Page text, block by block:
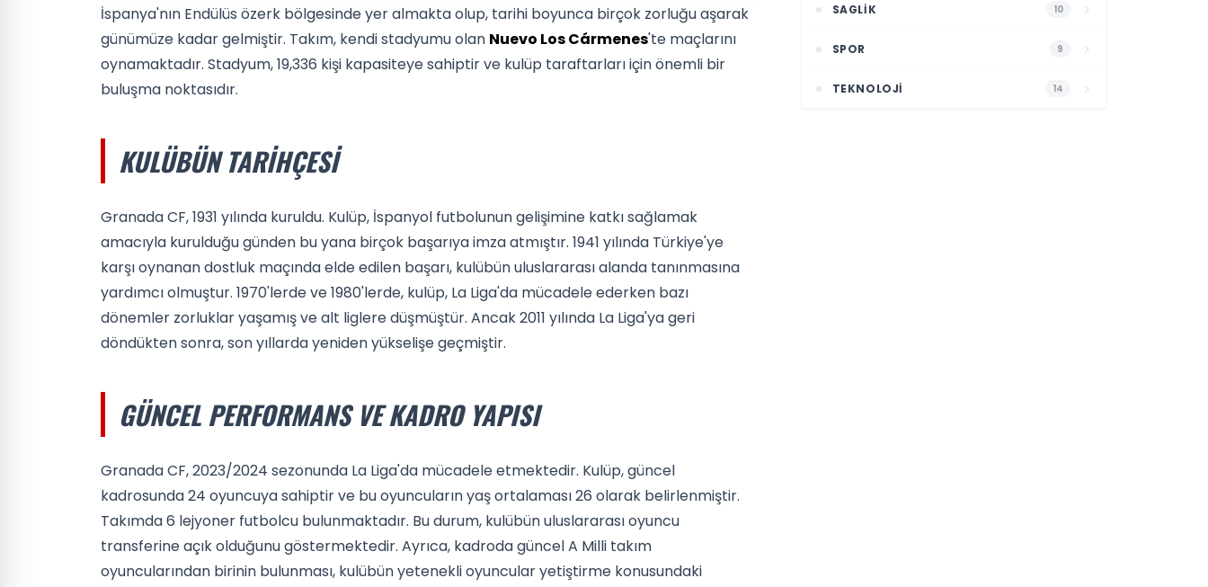
İspanya'nın Endülüs özerk bölgesinde yer almakta olup, tarihi boyunca birçok zorluğu aşarak
günümüze kadar gelmiştir. Takım, kendi stadyumu olan Nuevo Los Cármenes'te maçlarını
oynamaktadır. Stadyum, 19,336 kişi kapasiteye sahiptir ve kulüp taraftarları için önemli bir
buluşma noktasıdır.
KULÜBÜN TARIHÇESI
Granada CF, 1931 yılında kuruldu. Kulüp, İspanyol futbolunun gelişimine katkı sağlamak
amacıyla kurulduğu günden bu yana birçok başarıya imza atmıştır. 1941 yılında Türkiye'ye
karşı oynanan dostluk maçında elde edilen başarı, kulübün uluslararası alanda tanınmasına
yardımcı olmuştur. 1970'lerde ve 1980'lerde, kulüp, La Liga'da mücadele ederken bazı
dönemler zorluklar yaşamış ve alt liglere düşmüştür. Ancak 2011 yılında La Liga'ya geri
döndükten sonra, son yıllarda yeniden yükselişe geçmiştir.
GÜNCEL PERFORMANS VE KADRO YAPISI
Granada CF, 2023/2024 sezonunda La Liga'da mücadele etmektedir. Kulüp, güncel
kadrosunda 24 oyuncuya sahiptir ve bu oyuncuların yaş ortalaması 26 olarak belirlenmiştir.
Takımda 6 lejyoner futbolcu bulunmaktadır. Bu durum, kulübün uluslararası oyuncu
transferine açık olduğunu göstermektedir. Ayrıca, kadroda güncel A Milli takım
oyuncularından birinin bulunması, kulübün yetenekli oyuncular yetiştirme konusundaki
SAGLIK 10
SPOR 9
TEKNOLOJI 14